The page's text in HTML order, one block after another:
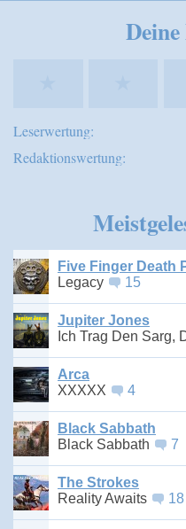
Leserwertung:
Redaktionswertung:
Five Finger Death
Legacy
15
Jupiter Jones
Ich Trag Den Sarg,
Arca
XXXXX
4
Black Sabbath
Black Sabbath
7
The Strokes
Reality Awaits
18